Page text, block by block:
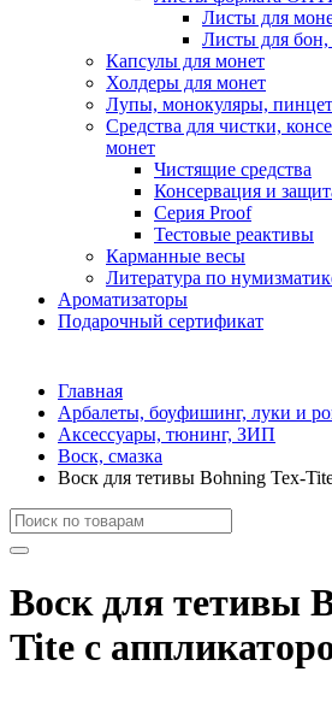
Листы для
Листы для
Капсулы для монет
Холдеры для монет
Лупы, монокуляры,
Средства для чистки,
монет
Чистящие средства
Консервация и
Серия Proof
Тестовые реактивы
Карманные весы
Литература по
Ароматизаторы
Подарочный сертификат
Главная
Арбалеты, боуфишинг, луки и
Аксессуары, тюнинг, ЗИП
Воск, смазка
Воск для тетивы Bohning Tex-
Воск для тетивы
Tite с